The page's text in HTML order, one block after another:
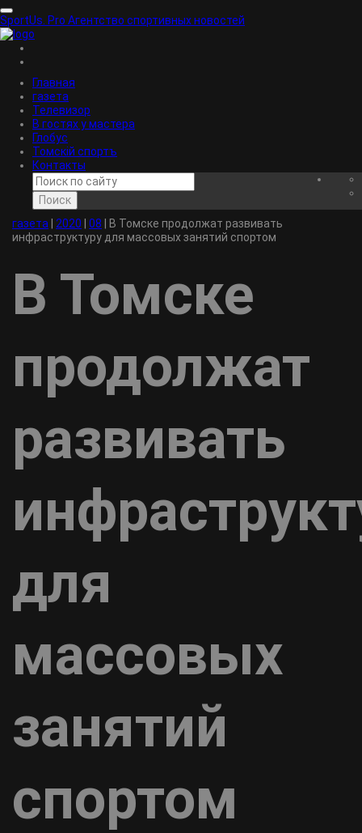
SportUs. Pro Агентство спортивных новостей
Главная
газета
Телевизор
В гостях у мастера
Глобус
Томскiй спортъ
Контакты
Поиск
газета
2020 08
В Томске продолжат развивать
инфраструктуру для массовых занятий спортом
В Томске
продолжат
развивать
для
массовых
занятий
спортом